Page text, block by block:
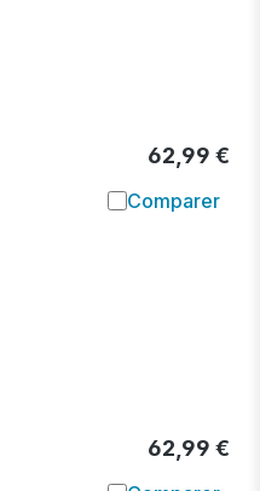
62,99 €
Comparer
Ajouter à
62,99 €